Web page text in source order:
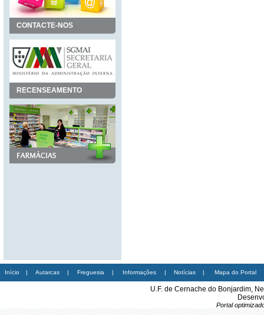
CONTACTE-NOS
RECENSEAMENTO
Início | Autarcas | Freguesia | Informações | Notícias | Mapa do Portal
U.F. de Cernache do Bonjardim,
Portal